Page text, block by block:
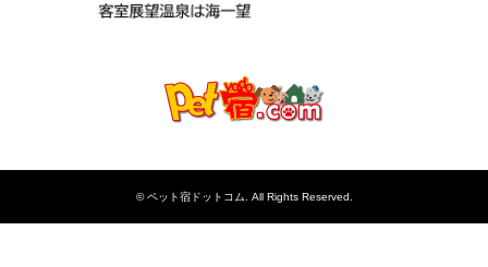
©ペット宿ドットコム. All Rights Reserved.